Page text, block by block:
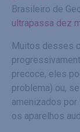
Brasileiro de
ultrapassa dez
Muitos desses
precoce, eles
problema) ou,
amenizados
os aparelhos